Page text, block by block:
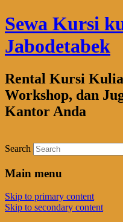
Sewa Kursi
Jabodetabek
Rental Kursi
Workshop, dan
Kantor Anda
Search
Main menu
Skip to primary content
Skip to secondary content